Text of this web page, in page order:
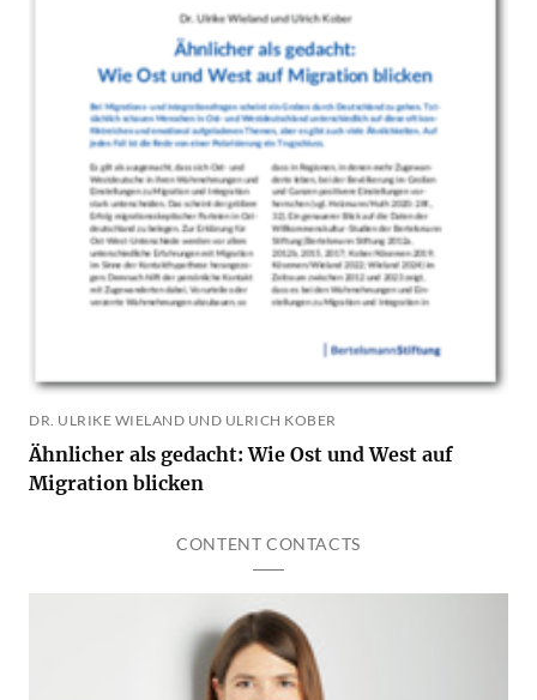
DR. ULRIKE WIELAND UND ULRICH KOBER
Ähnlicher als gedacht: Wie Ost und West auf
Migration blicken
CONTENT CONTACTS